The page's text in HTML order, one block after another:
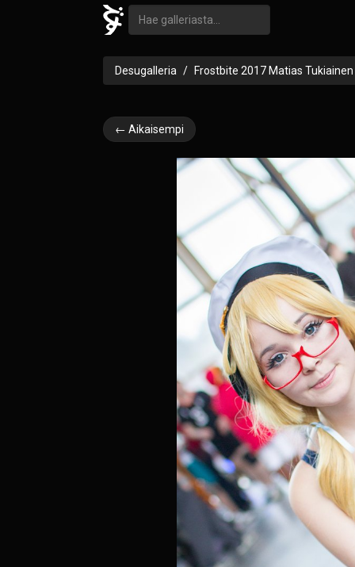
Desugalleria Frostbite 2017 Matias Tukiainen
← Aikaisempi